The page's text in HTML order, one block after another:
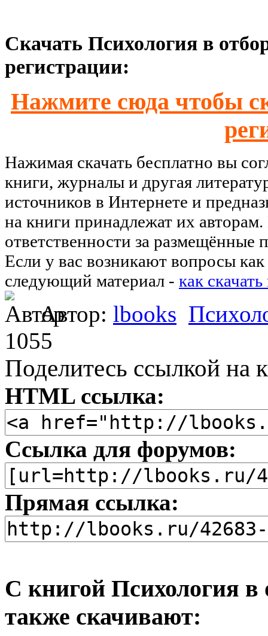
Скачать Психология в
регистрации:
Нажмите сюда чтобы
Нажимая скачать бесплатно вы
книги, журналы и другая
источников в Интернете и
на книги принадлежат их
ответственности за размещённые
Если у вас возникают вопросы как
следующий материал - как
Автор: lbooks
1055
Поделитесь ссылкой на
HTML ссылка:
Ссылка для форумов:
Прямая ссылка:
С книгой Психология в
также скачивают: